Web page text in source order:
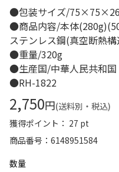
●包装サイズ/
●商品内容/本体
ステンレス鋼(真空断熱
●重量/320g
●生産国/中華人民共和国
●RH-1822
2,750円(送料別・税込)
獲得ポイント： 27 pt
商品番号
6148951584
数量